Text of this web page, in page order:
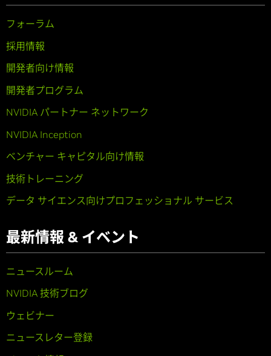
フォーラム
採用情報
開発者向け情報
開発者プログラム
NVIDIA パートナー ネットワーク
NVIDIA Inception
ベンチャー キャピタル向け情報
技術トレーニング
データ サイエンス向けプロフェッショナル サービス
最新情報 & イベント
ニュースルーム
NVIDIA 技術ブログ
ウェビナー
ニュースレター登録